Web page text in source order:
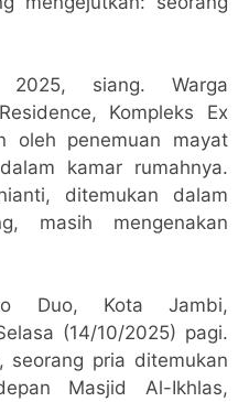
siang. Warga
Kompleks Ex
oleh penemuan mayat
kamar rumahnya.
ditemukan dalam
masih mengenakan
Duo, Kota Jambi,
(14/10/2025) pagi.
seorang pria ditemukan
Masjid Al-Ikhlas,